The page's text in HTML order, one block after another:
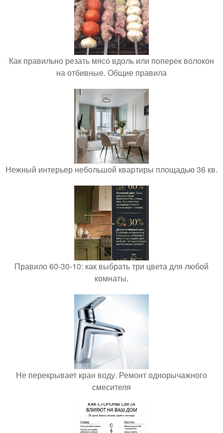
Как правильно резать мясо вдоль или поперек волокон
на отбивные. Общие правила
Нежный интерьер небольшой квартиры площадью 36 кв.
Правило 60-30-10: как выбрать три цвета для любой
комнаты.
Не перекрывает кран воду. Ремонт однорычажного
смесителя